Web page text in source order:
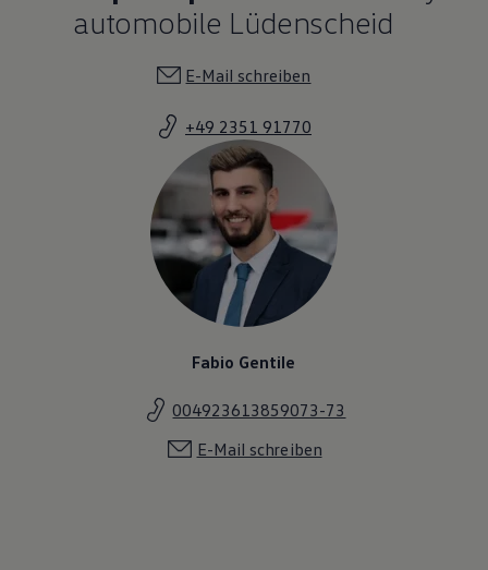
automobile Lüdenscheid
E-Mail schreiben
+49 2351 91770
Fabio Gentile
004923613859073-73
E-Mail schreiben